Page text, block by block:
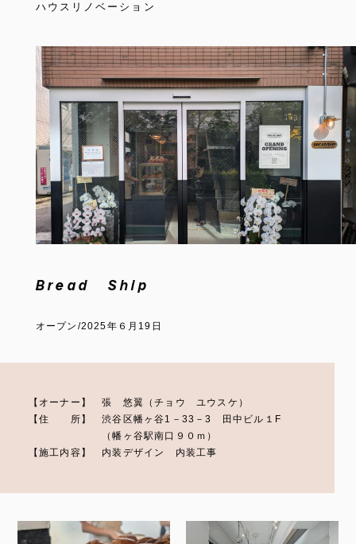
ハウスリノベーション
Bread Ship
オープン/2025年６月19日
【オーナー】 張 悠翼（チョウ ユウスケ）
【住 所】 渋谷区幡ヶ谷1－33－3 田中ビル１F
（幡ヶ谷駅南口９０ｍ）
【施工内容】 内装デザイン 内装工事